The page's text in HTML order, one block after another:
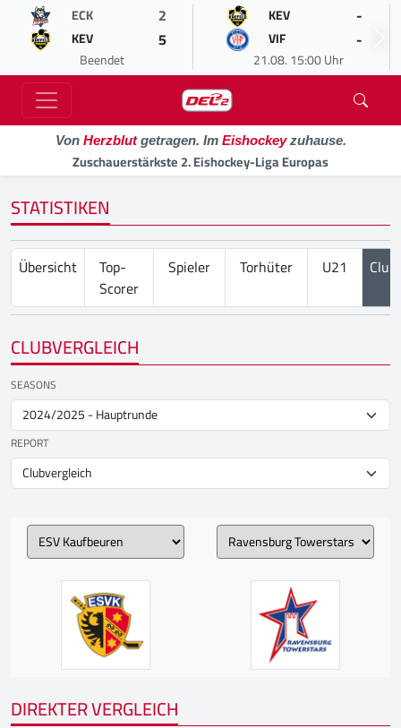
ECK 2
KEV 5
Beendet
KEV -
VIF -
21.08. 15:00 Uhr
Von Herzblutgetragen. Im Eishockeyzuhause.
Zuschauerstärkste 2. Eishockey-Liga Europas
STATISTIKEN
Übersicht
Top-
Scorer
Spieler Torhüter U21
CLUBVERGLEICH
SEASONS
REPORT
DIREKTER VERGLEICH